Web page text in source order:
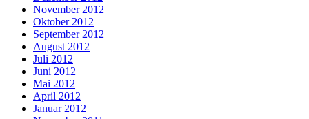
November 2012
Oktober 2012
September 2012
August 2012
Juli 2012
Juni 2012
Mai 2012
April 2012
Januar 2012